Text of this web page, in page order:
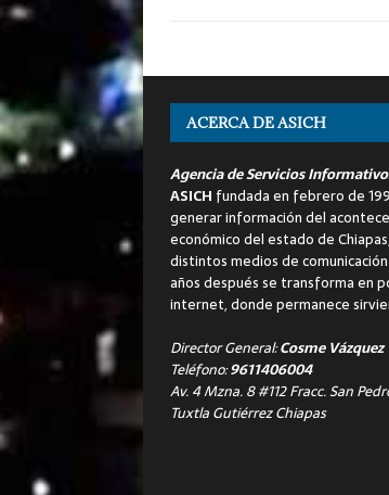
ACERCA DE ASICH
Agencia de Servicios
ASICH fundada en febrero de
generar información del
económico del estado de
distintos medios de
años después se transforma en
internet, donde permanece
Director General:Cosme Vázquez
Teléfono:9611406004
Av. 4 Mzna. 8 #112 Fracc. San
Tuxtla Gutiérrez Chiapas